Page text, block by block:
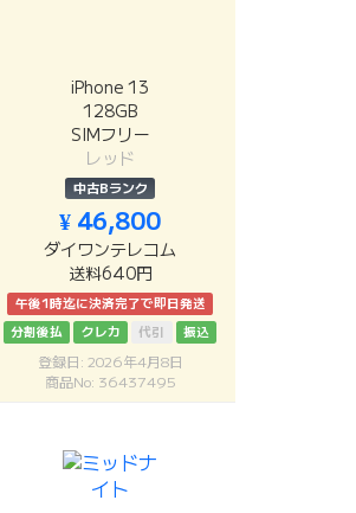
iPhone 13
128GB
SIMフリー
レッド
中古Bランク
¥ 46,800
ダイワンテレコム
送料640円
午後1時迄に決済完了で即日発送
分割後払
クレカ 代引 振込
登録日: 2026年4月8日
商品No: 36437495